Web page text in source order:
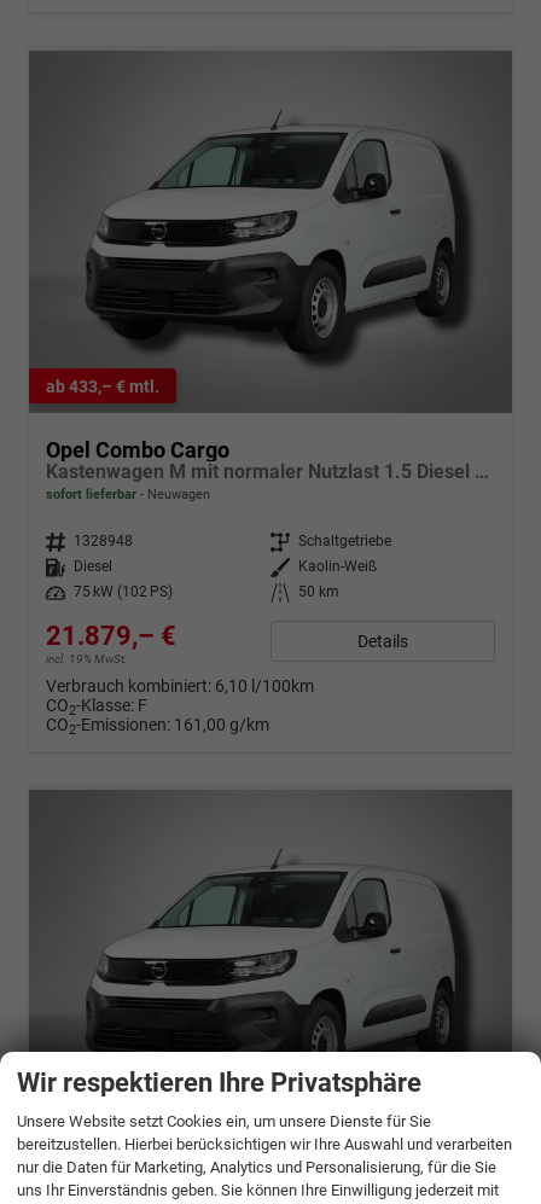
ab 433,– € mtl.
Opel Combo Cargo
Kastenwagen M mit normaler Nutzlast 1.5 Diesel 6-Gang
sofort lieferbar Neuwagen
Fahrzeugnr. 1328948 Getriebe Schaltgetriebe
Kraftstoff
Diesel Außenfarbe
Kaolin-Weiß
Leistung
75 kW (102 PS) Kilometerstand 50 km
21.879,– €
incl. 19% MwSt.
Details
Verbrauch kombiniert: 6,10 l/100km
CO2-Klasse: F
CO2-Emissionen: 161,00 g/km
ab 433,– € mtl.
Opel Combo Cargo
Wir respektieren Ihre Privatsphäre
Unsere Website setzt Cookies ein, um unsere Dienste für Sie
bereitzustellen. Hierbei berücksichtigen wir Ihre Auswahl und verarbeiten
nur die Daten für Marketing, Analytics und Personalisierung, für die Sie
uns Ihr Einverständnis geben. Sie können Ihre Einwilligung jederzeit mit